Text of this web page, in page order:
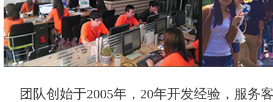
团队创始于2005年，20年开发经验，服务